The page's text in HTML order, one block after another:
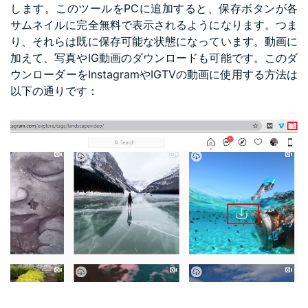
します。このツールをPCに追加すると、保存ボタンが各
サムネイルに完全無料で表示されるようになります。つま
り、それらは既に保存可能な状態になっています。動画に
加えて、写真やIG動画のダウンロードも可能です。このダ
ウンローダーをInstagramやIGTVの動画に使用する方法は
以下の通りです：